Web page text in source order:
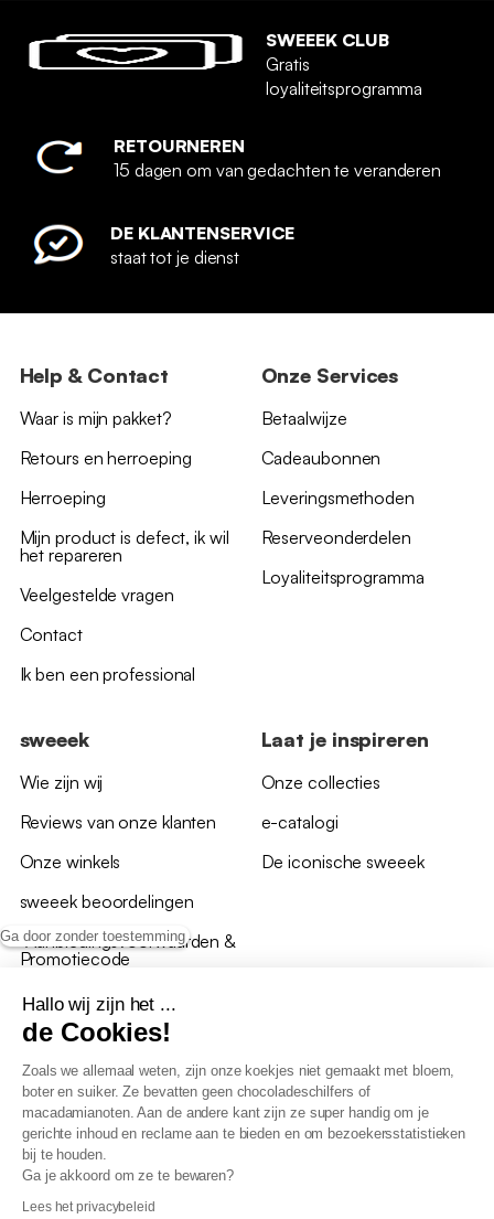
Ga door zonder toestemming
Hallo wij zijn het ...
de Cookies!
Zoals we allemaal weten, zijn onze koekjes niet gemaakt met bloem,
boter en suiker. Ze bevatten geen chocoladeschilfers of
macadamianoten. Aan de andere kant zijn ze super handig om je
gerichte inhoud en reclame aan te bieden en om bezoekersstatistieken
bij te houden.
Ga je akkoord om ze te bewaren?
Lees het privacybeleid
SWEEEK CLUB
Gratis
loyaliteitsprogramma
RETOURNEREN
15 dagen om van gedachten te veranderen
DE KLANTENSERVICE
staat tot je dienst
Help & Contact
Waar is mijn pakket?
Retours en herroeping
Herroeping
Mijn product is defect, ik wil
het repareren
Veelgestelde vragen
Contact
Ik ben een professional
Onze Services
Betaalwijze
Cadeaubonnen
Leveringsmethoden
Reserveonderdelen
Loyaliteitsprogramma
sweeek
Wie zijn wij
Reviews van onze klanten
Onze winkels
sweeek beoordelingen
*Aanbiedingsvoorwaarden &
Promotiecode
Laat je inspireren
Onze collecties
e-catalogi
De iconische sweeek
Algemene verkoopsvoorwaarden
AV loyaliteitsprogramma
Beleid persoonsgegevens
Verklaring inzake toegankelijkheid